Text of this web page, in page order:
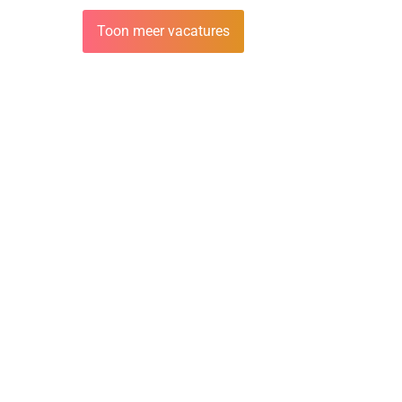
Toon meer vacatures